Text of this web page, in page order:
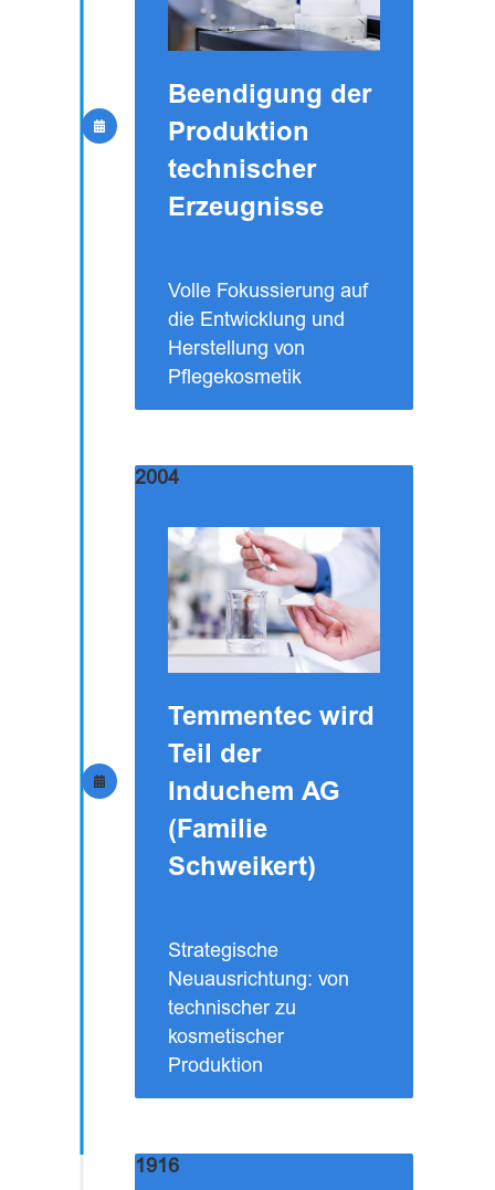
Beendigung der
Produktion
technischer
Erzeugnisse
Volle Fokussierung auf
die Entwicklung und
Herstellung von
Pflegekosmetik
2004
Temmentec wird
Teil der
Induchem AG
(Familie
Schweikert)
Strategische
Neuausrichtung: von
technischer zu
kosmetischer
Produktion
1916